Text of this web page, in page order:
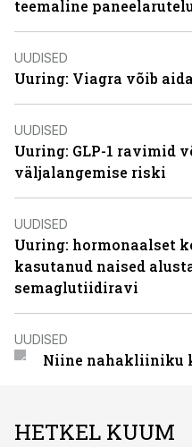
teemaline
UUDISED
Uuring: Viagra võib
UUDISED
Uuring: GLP-1 ravimid
väljalangemise riski
UUDISED
Uuring: hormonaalset
kasutanud naised
semaglutiidiravi
UUDISED
Niine nahakliiniku
HETKEL KUUM